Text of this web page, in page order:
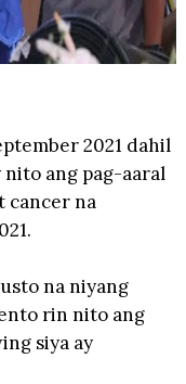
2021 dahil
nito ang pag-aaral
cancer na
na niyang
rin nito ang
siya ay